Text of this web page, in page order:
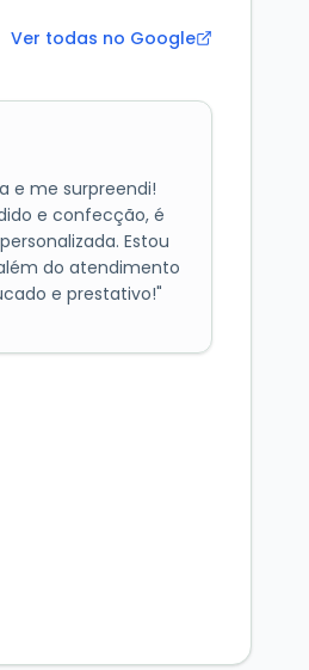
Ver todas no Google
e me surpreendi!
e confecção, é
Estou
além do atendimento
e prestativo!"